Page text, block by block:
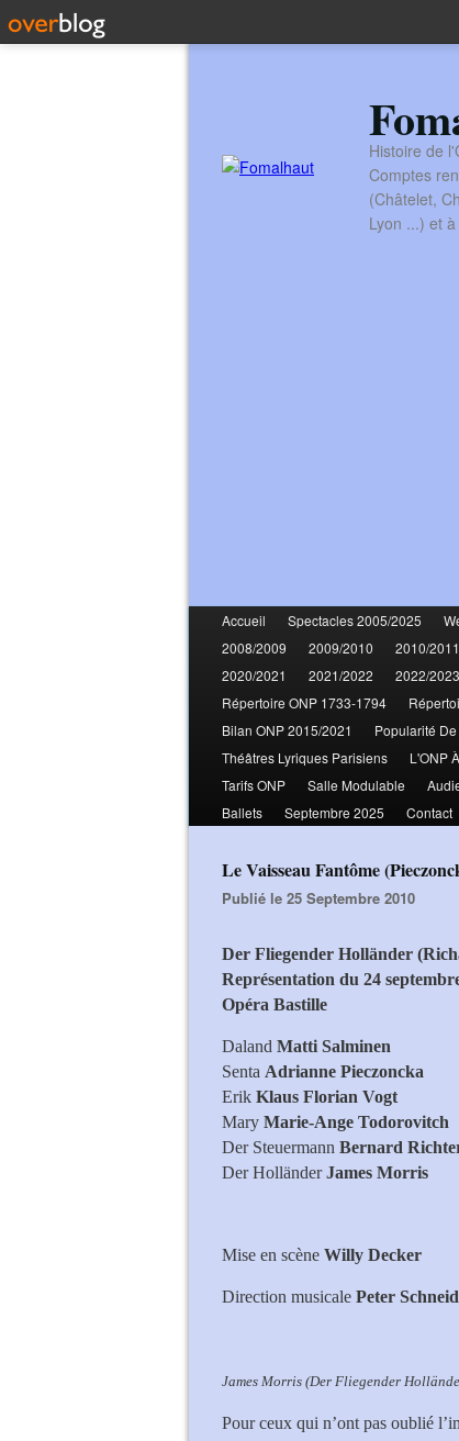
Histoire de
Comptes
(Châtelet,
Lyon ...) et
Accueil Spectacles 2005/2025
2008/2009
2009/2010 2010/2011
2020/2021
2021/2022 2022/2023
Répertoire ONP 1733-1794
Bilan ONP 2015/2021
Popularité
Théâtres Lyriques Parisiens
L'ONP
Tarifs ONP
Salle Modulable
Ballets
Septembre 2025 Contact
Le Vaisseau Fantôme
Publié le 25 Septembre 2010
Der Fliegender Holländer
Représentation du 24
Opéra Bastille
Daland Matti Salminen
Senta Adrianne Pieczoncka
Erik Klaus Florian Vogt
Mary Marie-Ange Todorovitch
Der Steuermann Bernard
Der HolländerJames Morris
Mise en scène Willy Decker
Direction musicale Peter
James Morris (Der Fliegender
Pour ceux qui n’ont pas oublié